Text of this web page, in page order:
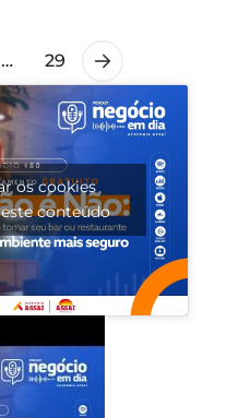
… 29
os cookies
conteúdo